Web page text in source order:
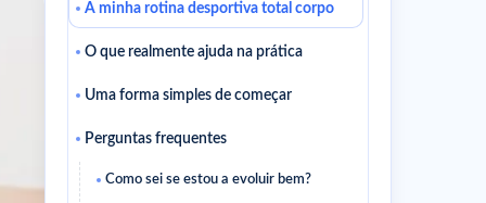
A minha rotina desportiva total corpo
O que realmente ajuda na prática
Uma forma simples de começar
Perguntas frequentes
Como sei se estou a evoluir bem?